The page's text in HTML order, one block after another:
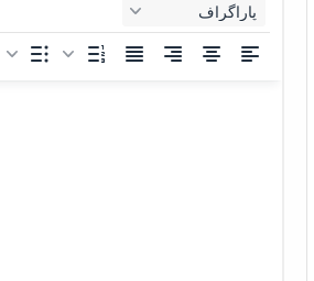
پاراگراف